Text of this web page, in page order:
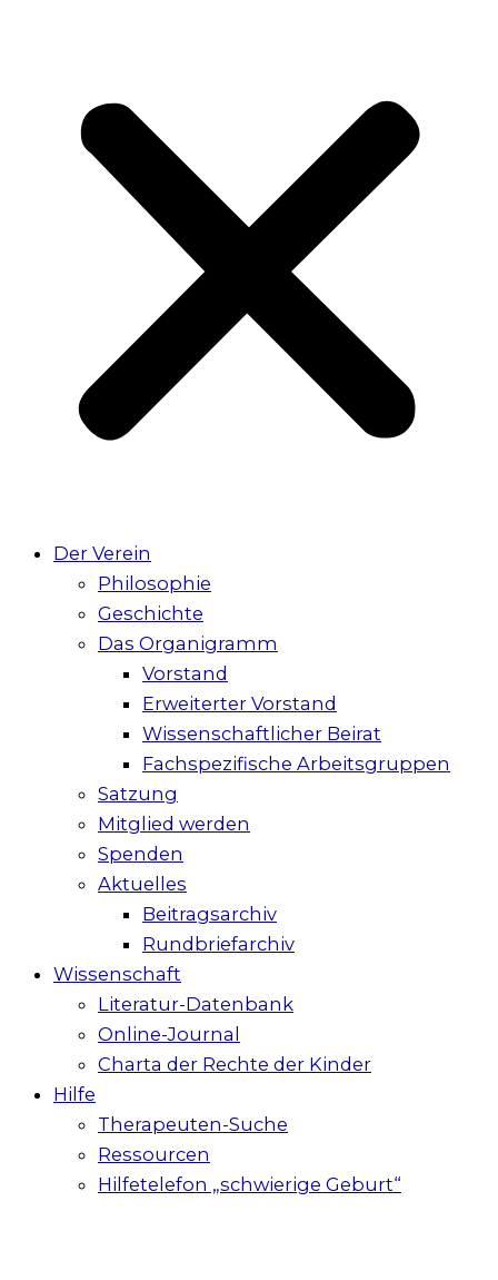
Der Verein
Philosophie
Geschichte
Das Organigramm
Vorstand
Erweiterter Vorstand
Wissenschaftlicher Beirat
Fachspezifische Arbeitsgruppen
Satzung
Mitglied werden
Spenden
Aktuelles
Beitragsarchiv
Rundbriefarchiv
Wissenschaft
Literatur-Datenbank
Online-Journal
Charta der Rechte der Kinder
Hilfe
Therapeuten-Suche
Ressourcen
Hilfetelefon „schwierige Geburt“